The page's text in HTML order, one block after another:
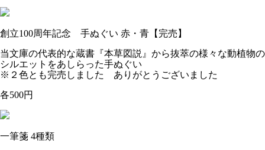
創立100周年記念 手ぬぐい 赤・青【完売】
当文庫の代表的な蔵書『本草図説』から抜萃の様々な動植物の
シルエットをあしらった手ぬぐい
※２色とも完売しました ありがとうございました
各500円
一筆箋 4種類